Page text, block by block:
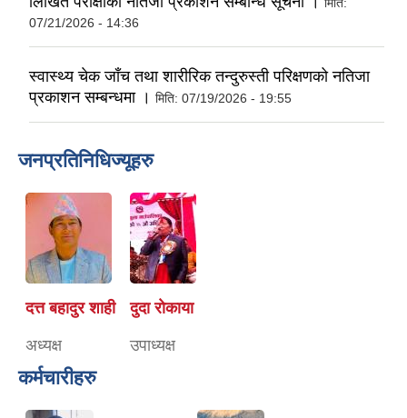
मिति:
07/21/2026 - 14:36
स्वास्थ्य चेक जाँच तथा शारीरिक तन्दुरुस्ती परिक्षणको नतिजा
प्रकाशन सम्बन्धमा । मिति: 07/19/2026 - 19:55
जनप्रतिनिधिज्यूहरु
दत्त बहादुर शाही
अध्यक्ष
दुदा राेकाया
उपाध्यक्ष
कर्मचारीहरु